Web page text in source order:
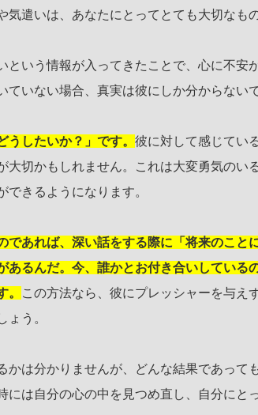
遣いは、あなたにとってとても大切なも
という情報が入ってきたことで、心に不安
いない場合、真実は彼にしか分からない
したいか？」です。 彼に対して感じてい
大切かもしれません。これは大変勇気のい
きるようになります。
であれば、深い話をする際に「将来のこと
あるんだ。今、誰かとお付き合いしている
。
この方法なら、彼にプレッシャーを与え
ょう。
かは分かりませんが、どんな結果であって
には自分の心の中を見つめ直し、自分にと